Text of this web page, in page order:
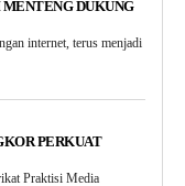
DUKUNG
internet, terus menjadi
PERKUAT
Praktisi Media